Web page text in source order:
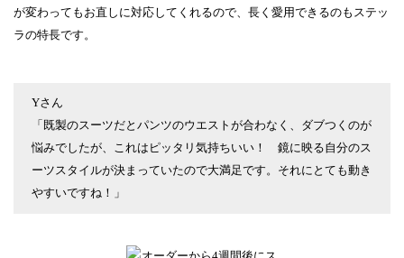
が変わってもお直しに対応してくれるので、長く愛用できるのもステッ
ラの特長です。
Yさん
「既製のスーツだとパンツのウエストが合わなく、ダブつくのが
悩みでしたが、これはピッタリ気持ちいい！ 鏡に映る自分のス
ーツスタイルが決まっていたので大満足です。それにとても動き
やすいですね！」